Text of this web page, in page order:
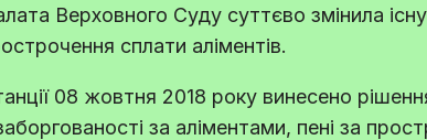
Верховного Суду суттєво змінила
сплати аліментів.
08 жовтня 2018 року винесено
за аліментами, пені за